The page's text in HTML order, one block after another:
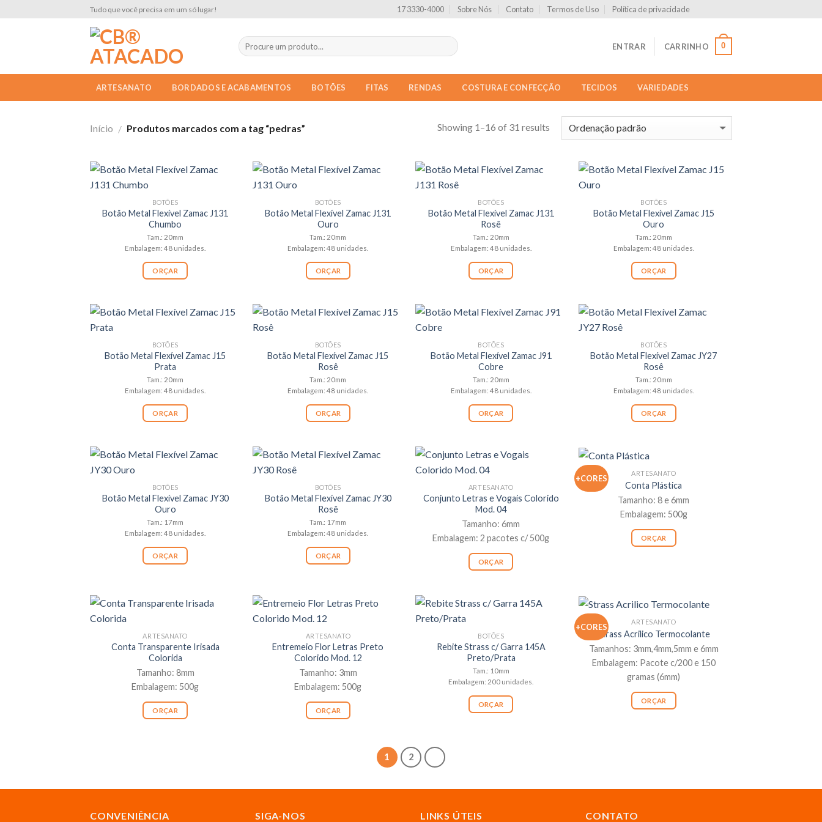
Tudo que você precisa em um só lugar! 17 3330-4000 Sobre Nós Contato Termos de Uso Política de privacidade
ENTRAR CARRINHO 0
ARTESANATO BORDADOS E ACABAMENTOS BOTÕES FITAS RENDAS COSTURA E CONFECÇÃO TECIDOS VARIEDADES
Início / Produtos marcados com a tag “pedras” Showing 1–16 of 31 results
BOTÕES
Botão Metal Flexível Zamac J131
Chumbo
Tam.: 20mm
Embalagem: 48 unidades.
ORÇAR
BOTÕES
Botão Metal Flexível Zamac J131
Ouro
Tam.: 20mm
Embalagem: 48 unidades.
ORÇAR
BOTÕES
Botão Metal Flexível Zamac J131
Rosê
Tam.: 20mm
Embalagem: 48 unidades.
ORÇAR
BOTÕES
Botão Metal Flexível Zamac J15
Ouro
Tam.: 20mm
Embalagem: 48 unidades.
ORÇAR
BOTÕES
Botão Metal Flexível Zamac J15
Prata
Tam.: 20mm
Embalagem: 48 unidades.
ORÇAR
BOTÕES
Botão Metal Flexível Zamac J15
Rosê
Tam.: 20mm
Embalagem: 48 unidades.
ORÇAR
BOTÕES
Botão Metal Flexível Zamac J91
Cobre
Tam.: 20mm
Embalagem: 48 unidades.
ORÇAR
BOTÕES
Botão Metal Flexível Zamac JY27
Rosê
Tam.: 20mm
Embalagem: 48 unidades.
ORÇAR
BOTÕES
Botão Metal Flexível Zamac JY30
Ouro
Tam.: 17mm
Embalagem: 48 unidades.
ORÇAR
BOTÕES
Botão Metal Flexível Zamac JY30
Rosê
Tam.: 17mm
Embalagem: 48 unidades.
ORÇAR
ARTESANATO
Conjunto Letras e Vogais Colorido
Mod. 04
Tamanho: 6mm
Embalagem: 2 pacotes c/ 500g
ORÇAR
+CORES ARTESANATO
Conta Plástica
Tamanho: 8 e 6mm
Embalagem: 500g
ORÇAR
ARTESANATO
Conta Transparente Irisada
Colorida
Tamanho: 8mm
Embalagem: 500g
ORÇAR
ARTESANATO
Entremeio Flor Letras Preto
Colorido Mod. 12
Tamanho: 3mm
Embalagem: 500g
ORÇAR
BOTÕES
Rebite Strass c/ Garra 145A
Preto/Prata
Tam.: 10mm
Embalagem: 200 unidades.
ORÇAR
+CORES ARTESANATO
Strass Acrilico Termocolante
Tamanhos: 3mm,4mm,5mm e 6mm
Embalagem: Pacote c/200 e 150
gramas (6mm)
ORÇAR
1 2
CONVENIÊNCIA SIGA-NOS LINKS ÚTEIS CONTATO